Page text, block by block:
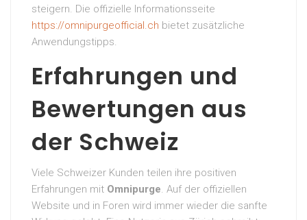
steigern. Die offizielle Informationsseite
https://omnipurgeofficial.ch bietet zusätzliche
Anwendungstipps.
Erfahrungen und
Bewertungen aus
der Schweiz
Viele Schweizer Kunden teilen ihre positiven
Erfahrungen mit Omnipurge. Auf der offiziellen
Website und in Foren wird immer wieder die sanfte